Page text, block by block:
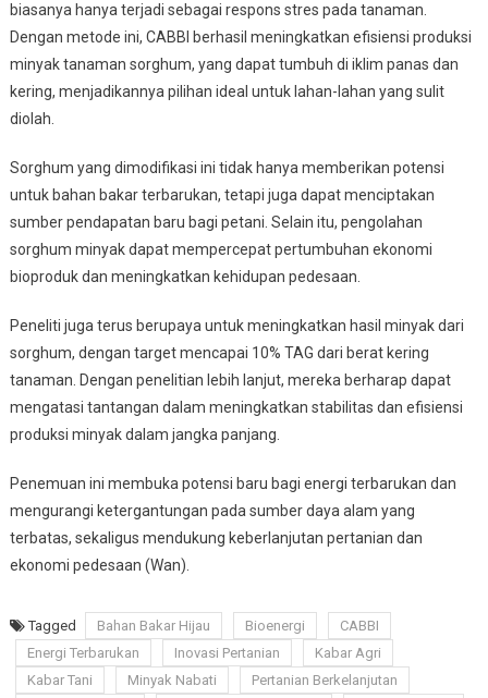
biasanya hanya terjadi sebagai respons stres pada tanaman.
Dengan metode ini, CABBI berhasil meningkatkan efisiensi produksi
minyak tanaman sorghum, yang dapat tumbuh di iklim panas dan
kering, menjadikannya pilihan ideal untuk lahan-lahan yang sulit
diolah.
Sorghum yang dimodifikasi ini tidak hanya memberikan potensi
untuk bahan bakar terbarukan, tetapi juga dapat menciptakan
sumber pendapatan baru bagi petani. Selain itu, pengolahan
sorghum minyak dapat mempercepat pertumbuhan ekonomi
bioproduk dan meningkatkan kehidupan pedesaan.
Peneliti juga terus berupaya untuk meningkatkan hasil minyak dari
sorghum, dengan target mencapai 10% TAG dari berat kering
tanaman. Dengan penelitian lebih lanjut, mereka berharap dapat
mengatasi tantangan dalam meningkatkan stabilitas dan efisiensi
produksi minyak dalam jangka panjang.
Penemuan ini membuka potensi baru bagi energi terbarukan dan
mengurangi ketergantungan pada sumber daya alam yang
terbatas, sekaligus mendukung keberlanjutan pertanian dan
ekonomi pedesaan (Wan).
Tagged Bahan Bakar Hijau Bioenergi
CABBI
Energi Terbarukan
Inovasi Pertanian
Kabar Agri
Kabar Tani
Minyak Nabati
Pertanian Berkelanjutan